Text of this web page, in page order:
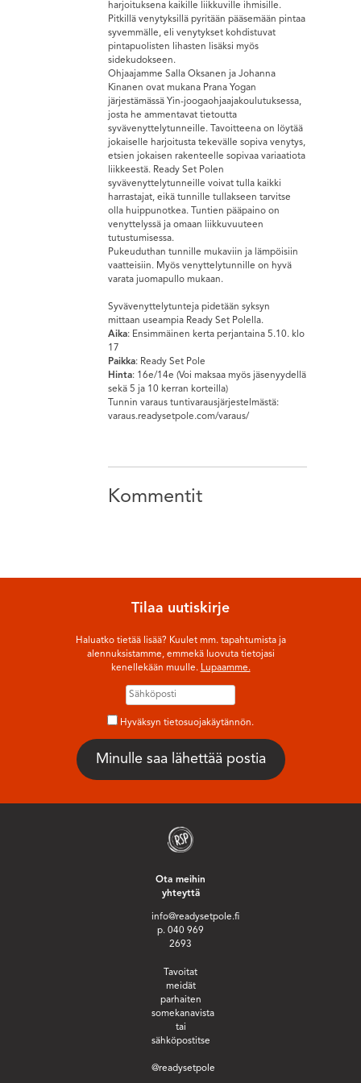
harjoituksena kaikille liikkuville ihmisille.
Pitkillä venytyksillä pyritään pääsemään pintaa
syvemmälle, eli venytykset kohdistuvat
pintapuolisten lihasten lisäksi myös
sidekudokseen.
Ohjaajamme Salla Oksanen ja Johanna
Kinanen ovat mukana Prana Yogan
järjestämässä Yin-joogaohjaajakoulutuksessa,
josta he ammentavat tietoutta
syvävenyttelytunneille. Tavoitteena on löytää
jokaiselle harjoitusta tekevälle sopiva venytys,
etsien jokaisen rakenteelle sopivaa variaatiota
liikkeestä. Ready Set Polen
syvävenyttelytunneille voivat tulla kaikki
harrastajat, eikä tunnille tullakseen tarvitse
olla huippunotkea. Tuntien pääpaino on
venyttelyssä ja omaan liikkuvuuteen
tutustumisessa.
Pukeuduthan tunnille mukaviin ja lämpöisiin
vaatteisiin. Myös venyttelytunnille on hyvä
varata juomapullo mukaan.
Syvävenyttelytunteja pidetään syksyn
mittaan useampia Ready Set Polella.
Aika: Ensimmäinen kerta perjantaina 5.10. klo
17
Paikka: Ready Set Pole
Hinta: 16e/14e (Voi maksaa myös jäsenyydellä
sekä 5 ja 10 kerran korteilla)
Tunnin varaus tuntivarausjärjestelmästä:
varaus.readysetpole.com/varaus/
Kommentit
Tilaa uutiskirje
Haluatko tietää lisää? Kuulet mm. tapahtumista ja
alennuksistamme, emmekä luovuta tietojasi
kenellekään muulle. Lupaamme.
Hyväksyn tietosuojakäytännön.
Ota meihin
yhteyttä
info@readysetpole.fi
p. 040 969
2693
Tavoitat
meidät
parhaiten
somekanavista
tai
sähköpostitse
@readysetpole